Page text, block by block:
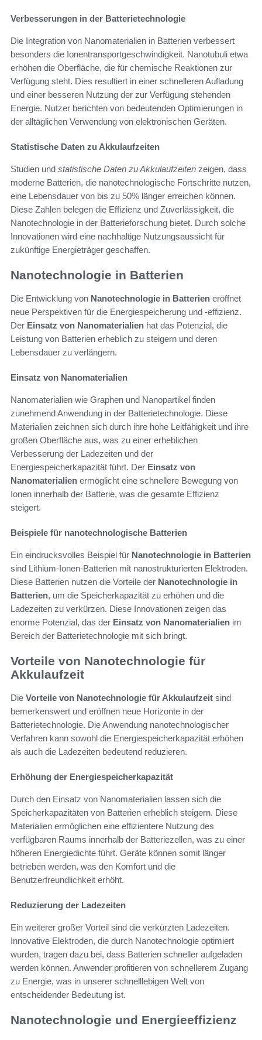
Verbesserungen in der Batterietechnologie
Die Integration von Nanomaterialien in Batterien verbessert
besonders die Ionentransportgeschwindigkeit. Nanotubuli etwa
erhöhen die Oberfläche, die für chemische Reaktionen zur
Verfügung steht. Dies resultiert in einer schnelleren Aufladung
und einer besseren Nutzung der zur Verfügung stehenden
Energie. Nutzer berichten von bedeutenden Optimierungen in
der alltäglichen Verwendung von elektronischen Geräten.
Statistische Daten zu Akkulaufzeiten
Studien und statistische Daten zu Akkulaufzeiten zeigen, dass
moderne Batterien, die nanotechnologische Fortschritte nutzen,
eine Lebensdauer von bis zu 50% länger erreichen können.
Diese Zahlen belegen die Effizienz und Zuverlässigkeit, die
Nanotechnologie in der Batterieforschung bietet. Durch solche
Innovationen wird eine nachhaltige Nutzungsaussicht für
zukünftige Energieträger geschaffen.
Nanotechnologie in Batterien
Die Entwicklung von Nanotechnologie in Batterien eröffnet
neue Perspektiven für die Energiespeicherung und -effizienz.
Der Einsatz von Nanomaterialien hat das Potenzial, die
Leistung von Batterien erheblich zu steigern und deren
Lebensdauer zu verlängern.
Einsatz von Nanomaterialien
Nanomaterialien wie Graphen und Nanopartikel finden
zunehmend Anwendung in der Batterietechnologie. Diese
Materialien zeichnen sich durch ihre hohe Leitfähigkeit und ihre
großen Oberfläche aus, was zu einer erheblichen
Verbesserung der Ladezeiten und der
Energiespeicherkapazität führt. Der Einsatz von
Nanomaterialien ermöglicht eine schnellere Bewegung von
Ionen innerhalb der Batterie, was die gesamte Effizienz
steigert.
Beispiele für nanotechnologische Batterien
Ein eindrucksvolles Beispiel für Nanotechnologie in Batterien
sind Lithium-Ionen-Batterien mit nanostrukturierten Elektroden.
Diese Batterien nutzen die Vorteile der Nanotechnologie in
Batterien, um die Speicherkapazität zu erhöhen und die
Ladezeiten zu verkürzen. Diese Innovationen zeigen das
enorme Potenzial, das der Einsatz von Nanomaterialien im
Bereich der Batterietechnologie mit sich bringt.
Vorteile von Nanotechnologie für
Akkulaufzeit
Die Vorteile von Nanotechnologie für Akkulaufzeit sind
bemerkenswert und eröffnen neue Horizonte in der
Batterietechnologie. Die Anwendung nanotechnologischer
Verfahren kann sowohl die Energiespeicherkapazität erhöhen
als auch die Ladezeiten bedeutend reduzieren.
Erhöhung der Energiespeicherkapazität
Durch den Einsatz von Nanomaterialien lassen sich die
Speicherkapazitäten von Batterien erheblich steigern. Diese
Materialien ermöglichen eine effizientere Nutzung des
verfügbaren Raums innerhalb der Batteriezellen, was zu einer
höheren Energiedichte führt. Geräte können somit länger
betrieben werden, was den Komfort und die
Benutzerfreundlichkeit erhöht.
Reduzierung der Ladezeiten
Ein weiterer großer Vorteil sind die verkürzten Ladezeiten.
Innovative Elektroden, die durch Nanotechnologie optimiert
wurden, tragen dazu bei, dass Batterien schneller aufgeladen
werden können. Anwender profitieren von schnellerem Zugang
zu Energie, was in unserer schnelllebigen Welt von
entscheidender Bedeutung ist.
Nanotechnologie und Energieeffizienz